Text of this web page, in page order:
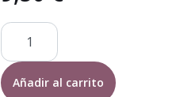
Tambor
musical
manivela
cantidad
Añadir al carrito